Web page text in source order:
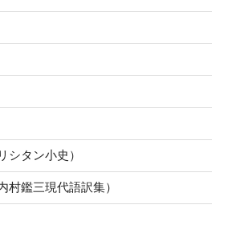
シタン小史）
村鑑三現代語訳集）